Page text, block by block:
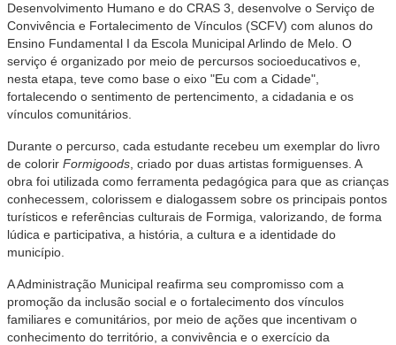
Desenvolvimento Humano e do CRAS 3, desenvolve o Serviço de
Convivência e Fortalecimento de Vínculos (SCFV) com alunos do
Ensino Fundamental I da Escola Municipal Arlindo de Melo. O
serviço é organizado por meio de percursos socioeducativos e,
nesta etapa, teve como base o eixo "Eu com a Cidade",
fortalecendo o sentimento de pertencimento, a cidadania e os
vínculos comunitários.
Durante o percurso, cada estudante recebeu um exemplar do livro
de colorir Formigoods , criado por duas artistas formiguenses. A
obra foi utilizada como ferramenta pedagógica para que as crianças
conhecessem, colorissem e dialogassem sobre os principais pontos
turísticos e referências culturais de Formiga, valorizando, de forma
lúdica e participativa, a história, a cultura e a identidade do
município.
A Administração Municipal reafirma seu compromisso com a
promoção da inclusão social e o fortalecimento dos vínculos
familiares e comunitários, por meio de ações que incentivam o
conhecimento do território, a convivência e o exercício da